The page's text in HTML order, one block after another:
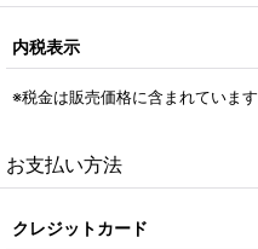
内税表示
※税金は販売価格に含まれています
お支払い方法
クレジットカード